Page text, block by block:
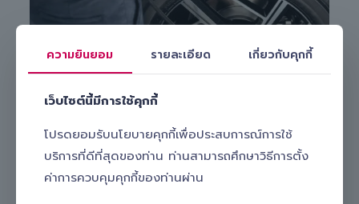
Michelin Primacy 5
ให้คุณขับรถได้อย่างมั่นใจ แม้บนเส้นทางที่
ท้าทาย ช่วยให้ควบคุมรถได้มั่นคงยิ่งขึ้นและทนต่อแรงกระแทกได้ดี
กว่า ด้วยแก้มยางเสริมความแข็งแรงและโครงสร้างแบบ
ระดับพรีเมียม: เฉพาะในขนาดที่รองรับน้ำหนักบรรทุกสูง
ความยินยอม รายละเอียด เกี่ยวกับคุกกี้
เว็บไซต์นี้มีการใช้คุกกี้
โปรดยอมรับนโยบายคุกกี้เพื่อประสบการณ์การใช้
บริการที่ดีที่สุดของท่าน ท่านสามารถศึกษาวิธีการตั้ง
ค่าการควบคุมคุกกี้ของท่านผ่าน